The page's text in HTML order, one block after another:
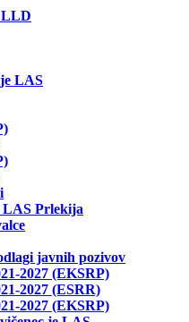
LAS
LAS Prlekija
javnih pozivov
2027 (EKSRP)
2027 (ESRR)
2027 (EKSRP)